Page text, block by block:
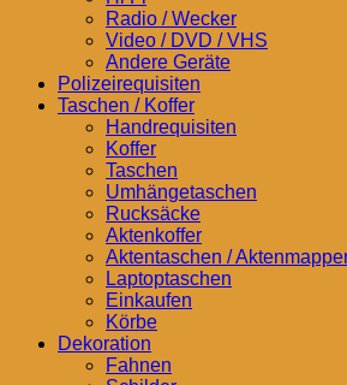
Radio / Wecker
Video / DVD / VHS
Andere Geräte
Polizeirequisiten
Taschen / Koffer
Handrequisiten
Koffer
Taschen
Umhängetaschen
Rucksäcke
Aktenkoffer
Aktentaschen /
Laptoptaschen
Einkaufen
Körbe
Dekoration
Fahnen